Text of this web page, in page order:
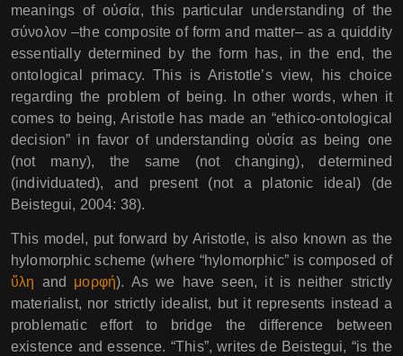
meanings of οὐσία, this particular understanding of the
σύνολον –the composite of form and matter– as a quiddity
essentially determined by the form has, in the end, the
ontological primacy. This is Aristotle’s view, his choice
regarding the problem of being. In other words, when it
comes to being, Aristotle has made an “ethico-ontological
decision” in favor of understanding οὐσία as being one
(not many), the same (not changing), determined
(individuated), and present (not a platonic ideal) (de
Beistegui, 2004: 38).
This model, put forward by Aristotle, is also known as the
hylomorphic scheme (where “hylomorphic” is composed of
ὕλη and μορφή). As we have seen, it is neither strictly
materialist, nor strictly idealist, but it represents instead a
problematic effort to bridge the difference between
existence and essence. “This”, writes de Beistegui, “is the